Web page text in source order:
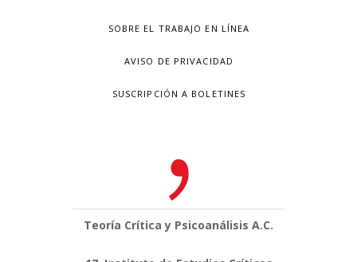
SOBRE EL TRABAJO EN LÍNEA
AVISO DE PRIVACIDAD
SUSCRIPCIÓN A BOLETINES
Teoría Crítica y Psicoanálisis A.C.